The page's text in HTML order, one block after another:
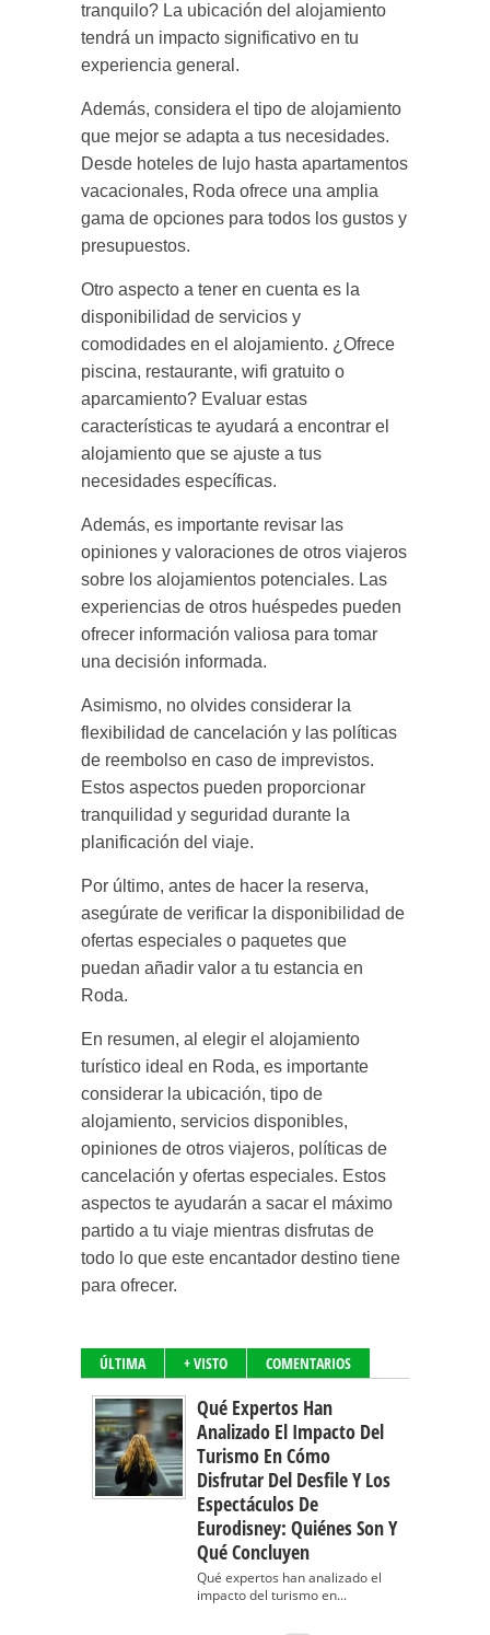
tranquilo? La ubicación del alojamiento
tendrá un impacto significativo en tu
experiencia general.
Además, considera el tipo de alojamiento
que mejor se adapta a tus necesidades.
Desde hoteles de lujo hasta apartamentos
vacacionales, Roda ofrece una amplia
gama de opciones para todos los gustos y
presupuestos.
Otro aspecto a tener en cuenta es la
disponibilidad de servicios y
comodidades en el alojamiento. ¿Ofrece
piscina, restaurante, wifi gratuito o
aparcamiento? Evaluar estas
características te ayudará a encontrar el
alojamiento que se ajuste a tus
necesidades específicas.
Además, es importante revisar las
opiniones y valoraciones de otros viajeros
sobre los alojamientos potenciales. Las
experiencias de otros huéspedes pueden
ofrecer información valiosa para tomar
una decisión informada.
Asimismo, no olvides considerar la
flexibilidad de cancelación y las políticas
de reembolso en caso de imprevistos.
Estos aspectos pueden proporcionar
tranquilidad y seguridad durante la
planificación del viaje.
Por último, antes de hacer la reserva,
asegúrate de verificar la disponibilidad de
ofertas especiales o paquetes que
puedan añadir valor a tu estancia en
Roda.
En resumen, al elegir el alojamiento
turístico ideal en Roda, es importante
considerar la ubicación, tipo de
alojamiento, servicios disponibles,
opiniones de otros viajeros, políticas de
cancelación y ofertas especiales. Estos
aspectos te ayudarán a sacar el máximo
partido a tu viaje mientras disfrutas de
todo lo que este encantador destino tiene
para ofrecer.
ÚLTIMA + VISTO COMENTARIOS
Qué Expertos Han
Analizado El Impacto Del
Turismo En Cómo
Disfrutar Del Desfile Y Los
Espectáculos De
Eurodisney: Quiénes Son Y
Qué Concluyen
Qué expertos han analizado el
impacto del turismo en...